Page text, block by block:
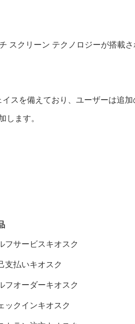
クリーン テクノロジーが搭載
スを備えており、ユーザーは追
します。
フサービスキオスク
支払いキオスク
フオーダーキオスク
ックインキオスク